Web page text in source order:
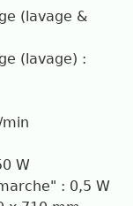
(lavage &
(lavage) :
W
: 0,5 W